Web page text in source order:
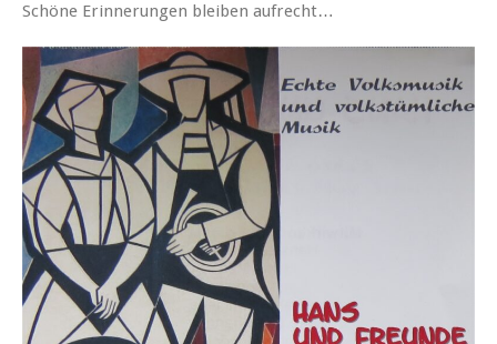
Schöne Erinnerungen bleiben aufrecht…